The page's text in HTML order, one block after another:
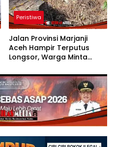
Peristiwa
Jalan Provinsi Marjanji
Aceh Hampir Terputus
Longsor, Warga Minta